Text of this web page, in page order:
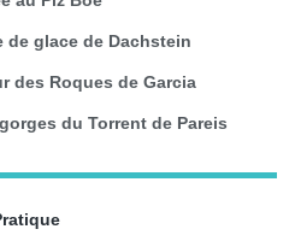
de glace de Dachstein
des Roques de Garcia
du Torrent de Pareis